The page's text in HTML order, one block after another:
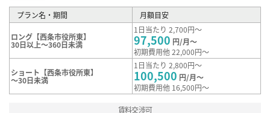
プラン名・期間 月額目安
ロング【西条市役所東】
30日以上～360日未満
1日当たり 2,700円～
97,500 円/月～
初期費用他 22,000円～
ショート【西条市役所東】
～30日未満
1日当たり 2,800円～
100,500 円/月～
初期費用他 16,500円～
賃料交渉可